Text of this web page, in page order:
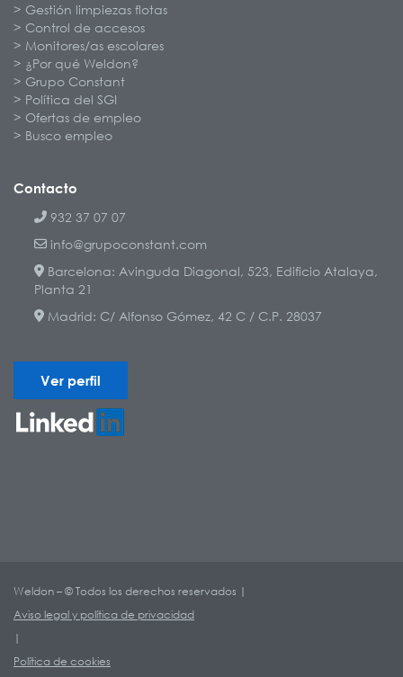
Gestión limpiezas flotas
Control de accesos
Monitores/as escolares
¿Por qué Weldon?
Grupo Constant
Política del SGI
Ofertas de empleo
Busco empleo
Contacto
932 37 07 07
info@grupoconstant.com
Barcelona: Avinguda Diagonal, 523, Edificio Atalaya,
Planta 21
Madrid: C/ Alfonso Gómez, 42 C / C.P. 28037
Ver perfil
Weldon – © Todos los derechos reservados |
Aviso legal y política de privacidad
|
Política de cookies